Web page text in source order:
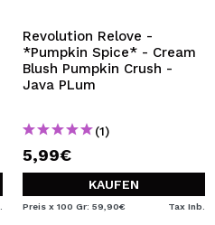
Revolution Relove -
*Pumpkin Spice* - Cream
Blush Pumpkin Crush -
Java PLum
(1)
5,99€
KAUFEN
Preis x 100 Gr: 59,90€ Tax Inb.